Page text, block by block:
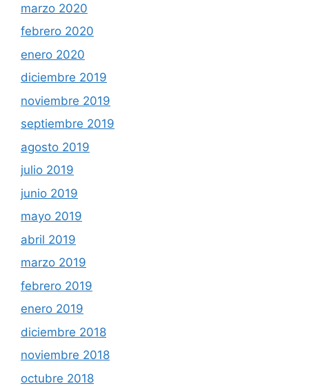
marzo 2020
febrero 2020
enero 2020
diciembre 2019
noviembre 2019
septiembre 2019
agosto 2019
julio 2019
junio 2019
mayo 2019
abril 2019
marzo 2019
febrero 2019
enero 2019
diciembre 2018
noviembre 2018
octubre 2018